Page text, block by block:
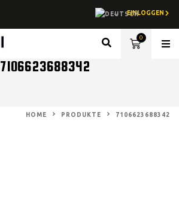
EINLOGGEN
0
7106623688342
HOME PRODUKTE 7106623688342